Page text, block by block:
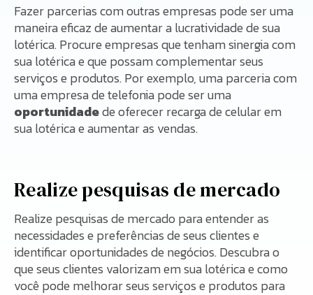
Fazer parcerias com outras empresas pode ser uma
maneira eficaz de aumentar a lucratividade de sua
lotérica. Procure empresas que tenham sinergia com
sua lotérica e que possam complementar seus
serviços e produtos. Por exemplo, uma parceria com
uma empresa de telefonia pode ser uma
oportunidadede oferecer recarga de celular em
sua lotérica e aumentar as vendas.
Realize pesquisas de mercado
Realize pesquisas de mercado para entender as
necessidades e preferências de seus clientes e
identificar oportunidades de negócios. Descubra o
que seus clientes valorizam em sua lotérica e como
você pode melhorar seus serviços e produtos para